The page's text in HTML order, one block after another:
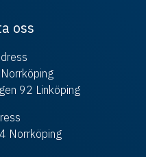
oss
92 Linköping
Norrköping